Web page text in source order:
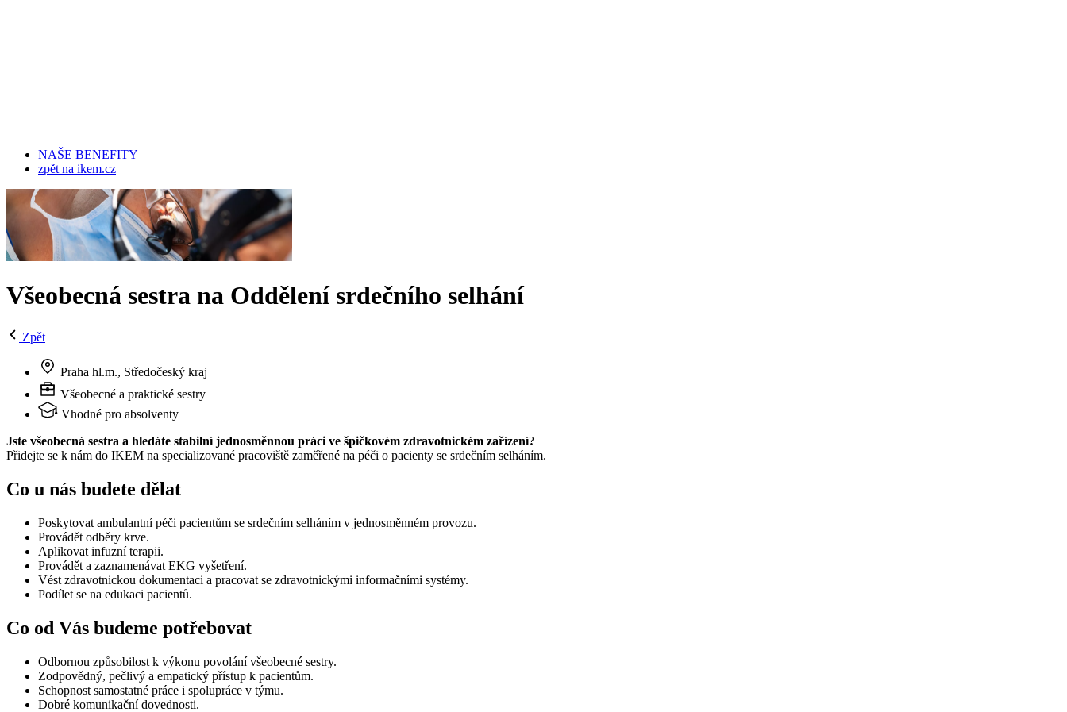
NAŠE BENEFITY
zpět na ikem.cz
Všeobecná sestra na Oddělení srdečního selhání
Zpět
Praha hl.m., Středočeský kraj
Všeobecné a praktické sestry
Vhodné pro absolventy
Jste všeobecná sestra a hledáte stabilní jednosměnnou práci ve špičkovém zdravotnickém zařízení?
Přidejte se k nám do IKEM na specializované pracoviště zaměřené na péči o pacienty se srdečním selháním.
Co u nás budete dělat
Poskytovat ambulantní péči pacientům se srdečním selháním v jednosměnném provozu.
Provádět odběry krve.
Aplikovat infuzní terapii.
Provádět a zaznamenávat EKG vyšetření.
Vést zdravotnickou dokumentaci a pracovat se zdravotnickými informačními systémy.
Podílet se na edukaci pacientů.
Co od Vás budeme potřebovat
Odbornou způsobilost k výkonu povolání všeobecné sestry.
Zodpovědný, pečlivý a empatický přístup k pacientům.
Schopnost samostatné práce i spolupráce v týmu.
Dobré komunikační dovednosti.